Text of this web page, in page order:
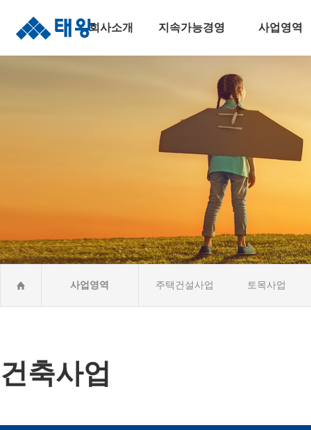
회사소개 지속가능경영
지속가능경영
안전보건경영
윤리준법경영
사회공헌활동CSR
사업영역
건축사업
산업&환경설비
해외건설사업
사업영역 주택건설사업 토목사업
건축사업